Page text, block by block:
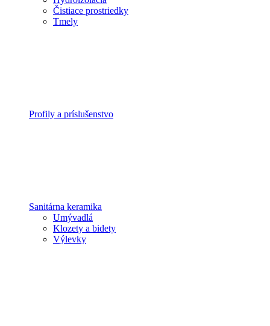
Čistiace prostriedky
Tmely
Profily a príslušenstvo
Sanitárna keramika
Umývadlá
Klozety a bidety
Výlevky